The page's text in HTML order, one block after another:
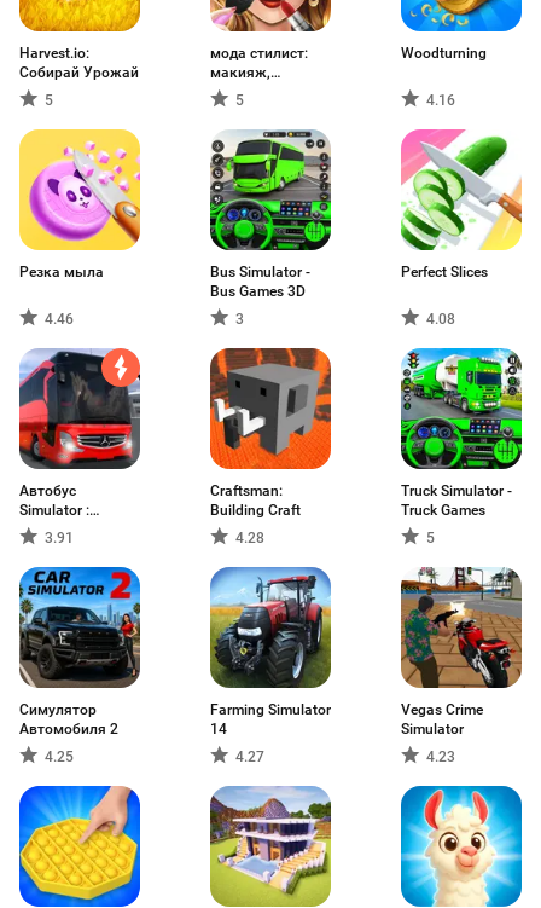
Harvest.io:
Собирай Урожай
5
мода стилист:
макияж,
одевалки
5
Woodturning
4.16
Резка мыла
4.46
Bus Simulator -
Bus Games 3D
3
Perfect Slices
4.08
Автобус
Simulator :
Ultimate
3.91
Craftsman:
Building Craft
4.28
Truck Simulator -
Truck Games
5
Симулятор
Автомобиля 2
4.25
Farming Simulator
14
4.27
Vegas Crime
Simulator
4.23